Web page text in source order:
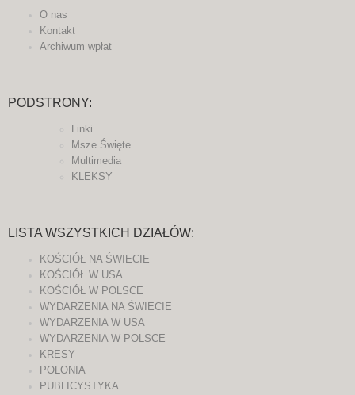
O nas
Kontakt
Archiwum wpłat
PODSTRONY:
Linki
Msze Święte
Multimedia
KLEKSY
LISTA WSZYSTKICH DZIAŁÓW:
KOŚCIÓŁ NA ŚWIECIE
KOŚCIÓŁ W USA
KOŚCIÓŁ W POLSCE
WYDARZENIA NA ŚWIECIE
WYDARZENIA W USA
WYDARZENIA W POLSCE
KRESY
POLONIA
PUBLICYSTYKA